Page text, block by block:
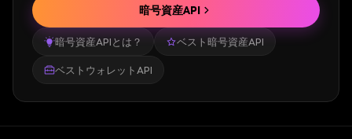
暗号資産APIとは？ ベスト暗号資産API
ベストウォレットAPI
暗号資産API